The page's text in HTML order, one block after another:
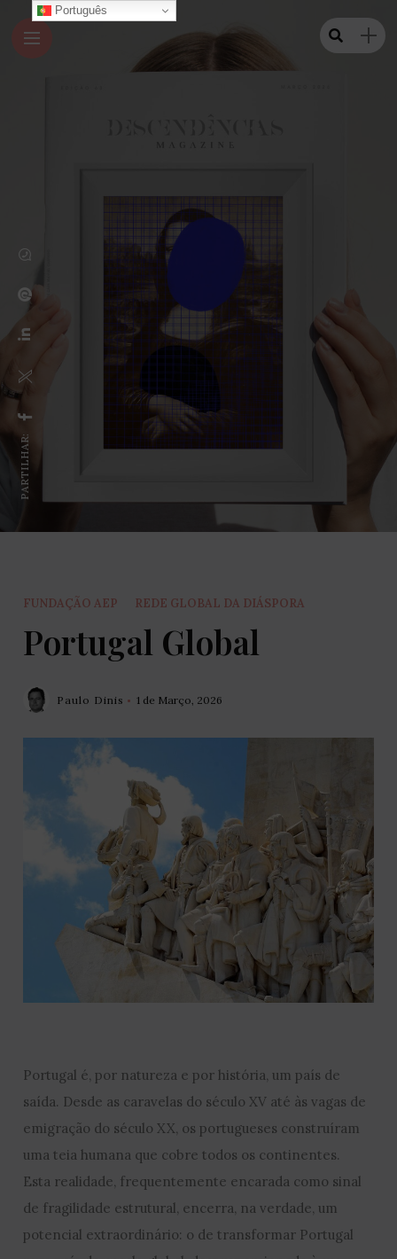
PARTILHAR:
FUNDAÇÃO AEP REDE GLOBAL DA DIÁSPORA
Portugal Global
Paulo Dinis 1 de Março, 2026
Portugal é, por natureza e por história, um país de
saída. Desde as caravelas do século XV até às vagas de
emigração do século XX, os portugueses construíram
uma teia humana que cobre todos os continentes.
Esta realidade, frequentemente encarada como sinal
de fragilidade estrutural, encerra, na verdade, um
potencial extraordinário: o de transformar Portugal
Português